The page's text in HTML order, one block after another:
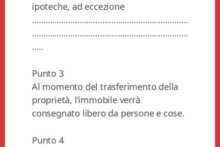
ipoteche, ad eccezione
……………………………………………………………
……………………………………………………………
…..
Punto 3
Al momento del trasferimento della
proprietà, l’immobile verrà
consegnato libero da persone e cose.
Punto 4